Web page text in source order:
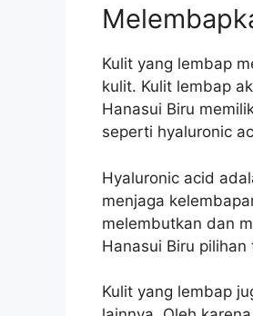
Kulit yang lembap
kulit. Kulit lembap
Hanasui Biru
seperti hyaluronic
Hyaluronic acid
menjaga
melembutkan dan
Hanasui Biru
Kulit yang lembap